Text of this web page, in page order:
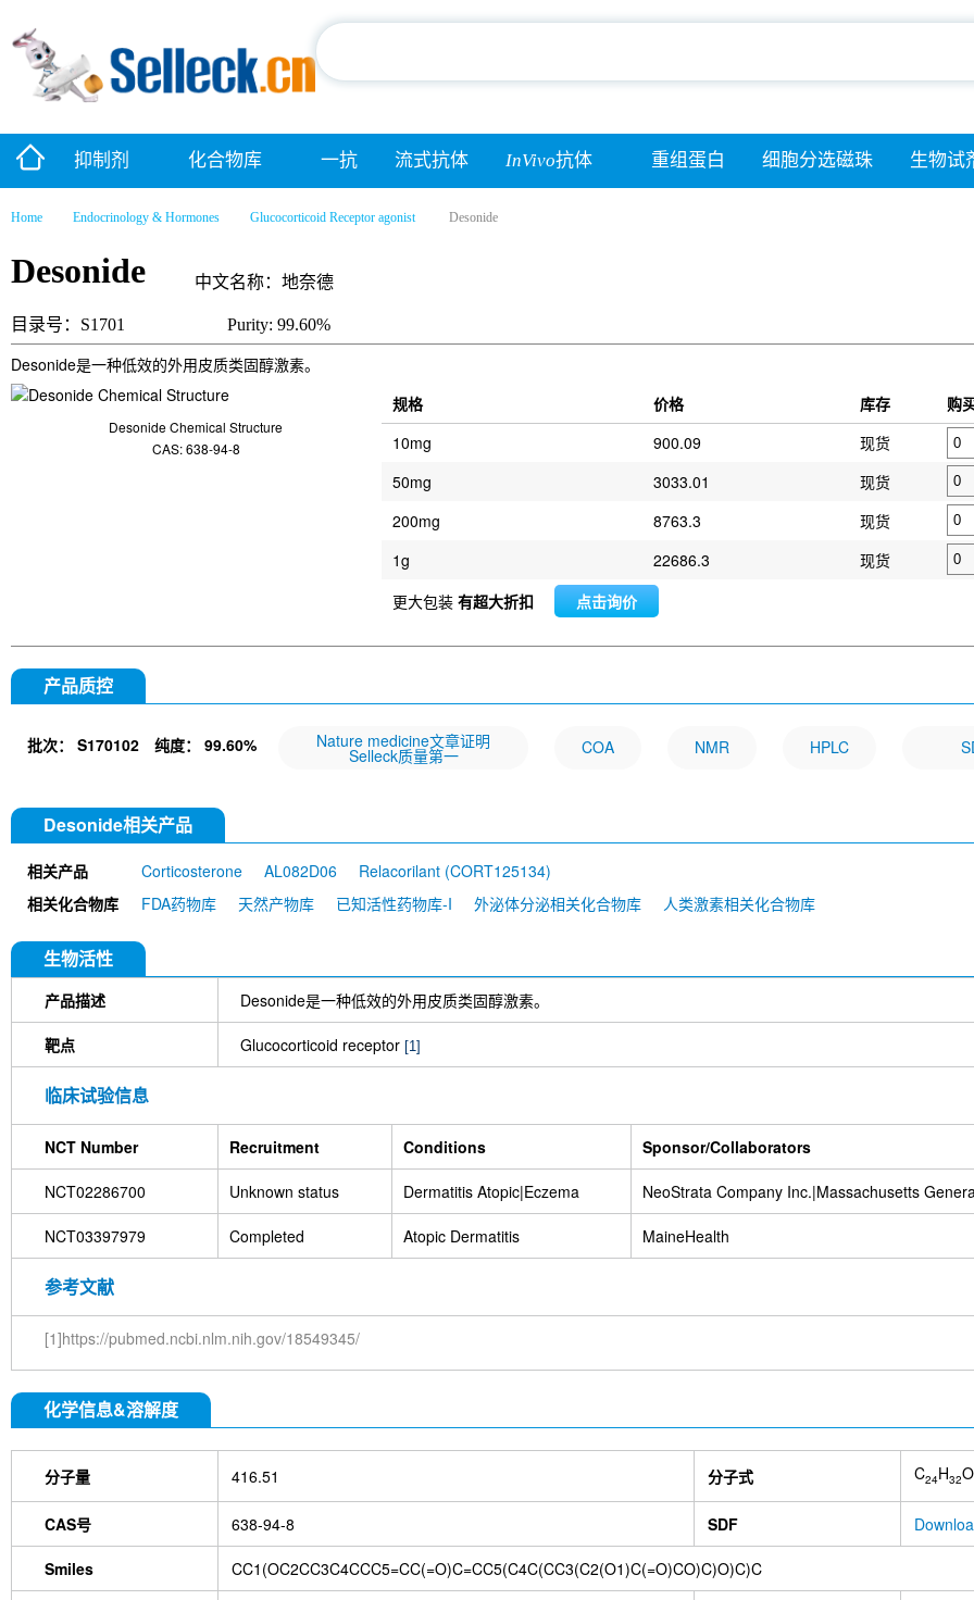
抑制剂 化合物库 一抗 流式抗体 InVivo抗体 重组蛋白 细胞分选磁珠 生物试
Home Endocrinology & Hormones Glucocorticoid Receptor agonist Desonide
Desonide 中文名称：地奈德
目录号：S1701 Purity: 99.60%
Desonide是一种低效的外用皮质类固醇激素。
Desonide Chemical Structure
CAS: 638-94-8
规格 价格 库存
购
10mg
900.09
现货
50mg
3033.01
现货
200mg
8763.3
现货
1g
22686.3
现货
更大包装 有超大折扣 点击询价
产品质控
批次： S170102 纯度： 99.60% Nature medicine文章证明
Selleck质量第一 COA NMR HPLC
Desonide相关产品
相关产品 Corticosterone AL082D06
Relacorilant (CORT125134)
相关化合物库
FDA药物库 天然产物库 已知活性药物库-I 外泌体分泌相关化合物库 人类激素相关化合物库
生物活性
产品描述 Desonide是一种低效的外用皮质类固醇激素。
靶点 Glucocorticoid receptor [1]
临床试验信息
NCT Number Recruitment Conditions Sponsor/Collaborators
NCT02286700 Unknown status Dermatitis Atopic|Eczema NeoStrata Company Inc.|Massachusetts
NCT03397979 Completed Atopic Dermatitis MaineHealth
参考文献
[1]https://pubmed.ncbi.nlm.nih.gov/18549345/
化学信息&溶解度
分子量 416.51 分子式 C24H32O
CAS号 638-94-8 SDF
Smiles CC1(OC2CC3C4CCC5=CC(=O)C=CC5(C4C(CC3(C2(O1)C(=O)CO)C)O)C)C